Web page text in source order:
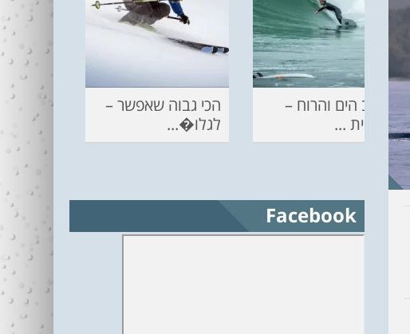
מצב הים והרוח –
תחזית ...
הכי גבוה שאפשר –
לגלו�...
Facebook